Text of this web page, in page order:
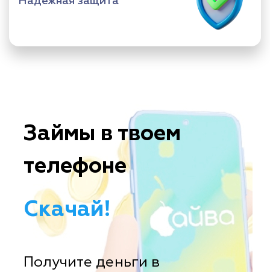
Займы в твоем
телефоне
Скачай!
Получите деньги в